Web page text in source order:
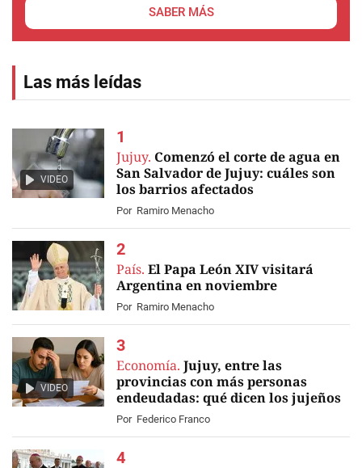
SABER MÁS
Las más leídas
VIDEO
Jujuy. Comenzó el corte de agua en
San Salvador de Jujuy: cuáles son
los barrios afectados
Por Ramiro Menacho
País. El Papa León XIV visitará
Argentina en noviembre
Por Ramiro Menacho
VIDEO
Economía. Jujuy, entre las
provincias con más personas
endeudadas: qué dicen los jujeños
Por Federico Franco